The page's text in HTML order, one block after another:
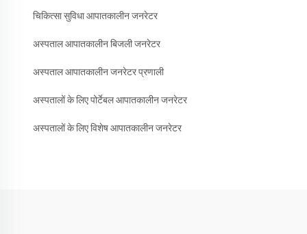
चिकित्सा सुविधा आपातकालीन जनरेटर
अस्पताल आपातकालीन बिजली जनरेटर
अस्पताल आपातकालीन जनरेटर प्रणाली
अस्पतालों के लिए पोर्टेबल आपातकालीन जनरेटर
अस्पतालों के लिए विशेष आपातकालीन जनरेटर